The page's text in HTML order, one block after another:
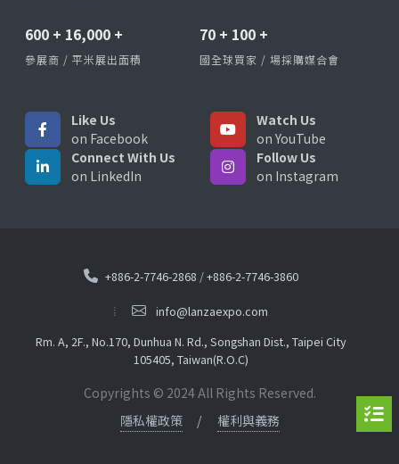
600 + 16,000 +
參展商 / 平米展出面積
70 + 100 +
國全球買家 / 場採購媒合會
Like Us
on Facebook
Watch Us
on YouTube
Connect With Us
on LinkedIn
Follow Us
on Instagram
+886-2-7746-2868 /+886-2-7746-3860
info@lanzaexpo.com
Rm. A, 2F., No.170, Dunhua N. Rd., Songshan Dist., Taipei City
105405, Taiwan(R.O.C)
Copyrights © 2024 All Rights Reserved.
隱私權政策
權利與義務